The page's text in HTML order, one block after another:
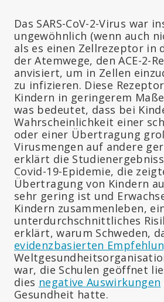
Das SARS-CoV-2-Virus war
ungewöhnlich (wenn auch
als es einen Zellrezeptor in
der Atemwege, den ACE-2-
anvisiert, um in Zellen
zu infizieren. Diese
Kindern in geringerem
was bedeutet, dass bei
Wahrscheinlichkeit einer
oder einer Übertragung
Virusmengen auf andere
erklärt die
Covid-19-Epidemie, die
Übertragung von Kindern
sehr gering ist und
Kindern zusammenleben,
unterdurchschnittliches
erklärt, warum Schweden,
evidenzbasierten
war, die Schulen geöffnet
dies negative Auswirkungen
Gesundheit hatte.